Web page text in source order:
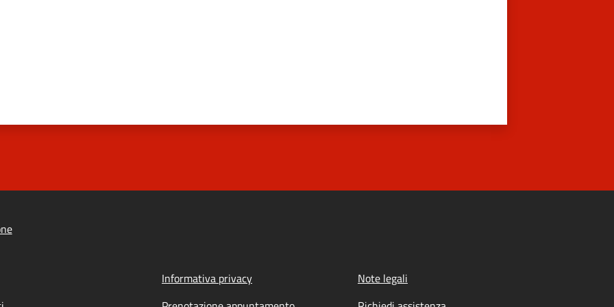
Informativa privacy
Note legali